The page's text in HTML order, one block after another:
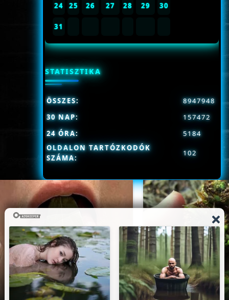
24 25 26 27 28 29 30
31
STATISZTIKA
OLDALON TARTÓZKODÓK
SZÁMA:
102
ÖSSZES:
8947948
30 NAP:
157472
24 ÓRA:
5184